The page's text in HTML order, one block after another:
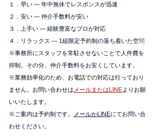
１．早い — 年中無休でレスポンスが迅速
２．安い — 仲介手数料が安い
３．上手い — 経験豊富なプロが対応
４．リラックス — 1組限定予約制の落ち着いた空間
※事務所にスタッフを常駐させないことで人件費を
抑制。その分、仲介手数料をお安くしています。
※業務効率化のため、お電話での対応は行っており
ません。お問い合わせは メールまたはLINEよりお願
いいたします。
※ご案内は予約制です。
メールかLINEにてお問い合
わせください。